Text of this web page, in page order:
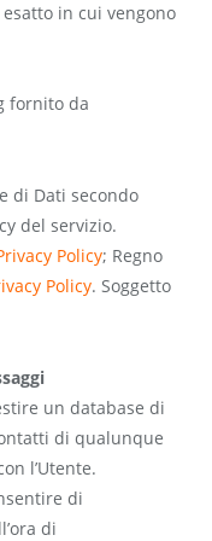
in cui vengono
fornito da
di Dati secondo
del servizio.
Policy; Regno
Policy. Soggetto
un database di
di qualunque
l’Utente.
di
di